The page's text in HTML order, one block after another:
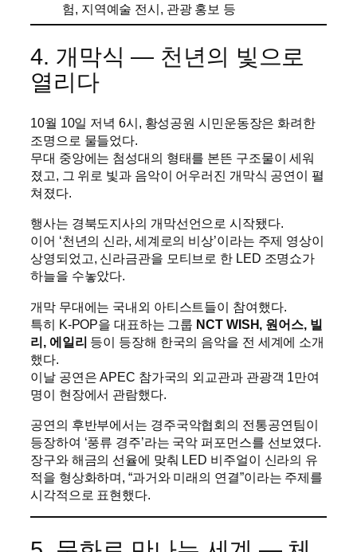
험, 지역예술 전시, 관광 홍보 등
4. 개막식 ― 천년의 빛으로
열리다
10월 10일 저녁 6시, 황성공원 시민운동장은 화려한
조명으로 물들었다.
무대 중앙에는 첨성대의 형태를 본뜬 구조물이 세워
졌고, 그 위로 빛과 음악이 어우러진 개막식 공연이 펼
쳐졌다.
행사는 경북도지사의 개막선언으로 시작됐다.
이어 ‘천년의 신라, 세계로의 비상’이라는 주제 영상이
상영되었고, 신라금관을 모티브로 한 LED 조명쇼가
하늘을 수놓았다.
개막 무대에는 국내외 아티스트들이 참여했다.
특히 K-POP을 대표하는 그룹 NCT WISH, 원어스, 빌
리, 에일리 등이 등장해 한국의 음악을 전 세계에 소개
했다.
이날 공연은 APEC 참가국의 외교관과 관광객 1만여
명이 현장에서 관람했다.
공연의 후반부에서는 경주국악협회의 전통공연팀이
등장하여 ‘풍류 경주’라는 국악 퍼포먼스를 선보였다.
장구와 해금의 선율에 맞춰 LED 비주얼이 신라의 유
적을 형상화하며, “과거와 미래의 연결”이라는 주제를
시각적으로 표현했다.